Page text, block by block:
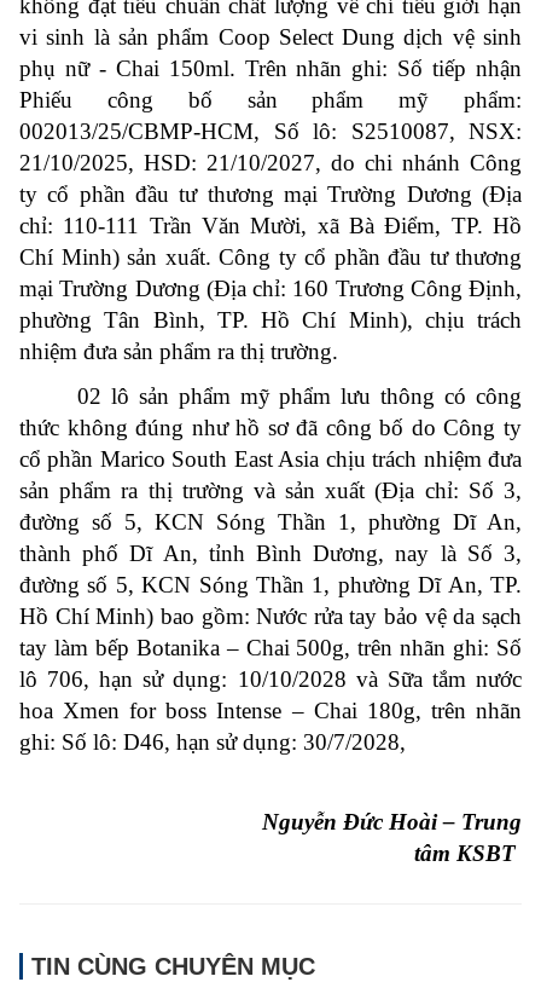
vi sinh là sản phẩm Coop Select Dung dịch vệ sinh
phụ nữ - Chai 150ml. Trên nhãn ghi: Số tiếp nhận
Phiếu công bố sản phẩm mỹ phẩm:
002013/25/CBMP-HCM, Số lô: S2510087, NSX:
21/10/2025, HSD: 21/10/2027, do chi nhánh Công
ty cổ phần đầu tư thương mại Trường Dương (Địa
chỉ: 110-111 Trần Văn Mười, xã Bà Điểm, TP. Hồ
Chí Minh) sản xuất. Công ty cổ phần đầu tư thương
mại Trường Dương (Địa chỉ: 160 Trương Công Định,
phường Tân Bình, TP. Hồ Chí Minh), chịu trách
nhiệm đưa sản phẩm ra thị trường.
02 lô sản phẩm mỹ phẩm lưu thông có công
thức không đúng như hồ sơ đã công bố do Công ty
cổ phần Marico South East Asia chịu trách nhiệm đưa
sản phẩm ra thị trường và sản xuất (Địa chỉ: Số 3,
đường số 5, KCN Sóng Thần 1, phường Dĩ An,
thành phố Dĩ An, tỉnh Bình Dương, nay là Số 3,
đường số 5, KCN Sóng Thần 1, phường Dĩ An, TP.
Hồ Chí Minh) bao gồm: Nước rửa tay bảo vệ da sạch
tay làm bếp Botanika – Chai 500g, trên nhãn ghi: Số
lô 706, hạn sử dụng: 10/10/2028 và Sữa tắm nước
hoa Xmen for boss Intense – Chai 180g, trên nhãn
ghi: Số lô: D46, hạn sử dụng: 30/7/2028,
Nguyễn Đức Hoài – Trung
tâm KSBT
TIN CÙNG CHUYÊN MỤC